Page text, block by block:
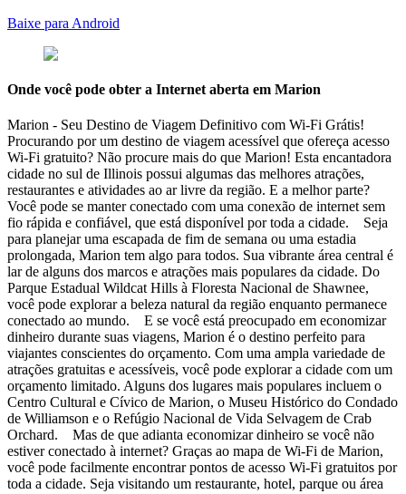
Baixe para Android
Onde você pode obter a Internet aberta em Marion
Marion - Seu Destino de Viagem Definitivo com Wi-Fi Grátis!
Procurando por um destino de viagem acessível que ofereça acesso
Wi-Fi gratuito? Não procure mais do que Marion! Esta encantadora
cidade no sul de Illinois possui algumas das melhores atrações,
restaurantes e atividades ao ar livre da região. E a melhor parte?
Você pode se manter conectado com uma conexão de internet sem
fio rápida e confiável, que está disponível por toda a cidade. Seja
para planejar uma escapada de fim de semana ou uma estadia
prolongada, Marion tem algo para todos. Sua vibrante área central é
lar de alguns dos marcos e atrações mais populares da cidade. Do
Parque Estadual Wildcat Hills à Floresta Nacional de Shawnee,
você pode explorar a beleza natural da região enquanto permanece
conectado ao mundo. E se você está preocupado em economizar
dinheiro durante suas viagens, Marion é o destino perfeito para
viajantes conscientes do orçamento. Com uma ampla variedade de
atrações gratuitas e acessíveis, você pode explorar a cidade com um
orçamento limitado. Alguns dos lugares mais populares incluem o
Centro Cultural e Cívico de Marion, o Museu Histórico do Condado
de Williamson e o Refúgio Nacional de Vida Selvagem de Crab
Orchard. Mas de que adianta economizar dinheiro se você não
estiver conectado à internet? Graças ao mapa de Wi-Fi de Marion,
você pode facilmente encontrar pontos de acesso Wi-Fi gratuitos por
toda a cidade. Seja visitando um restaurante, hotel, parque ou área